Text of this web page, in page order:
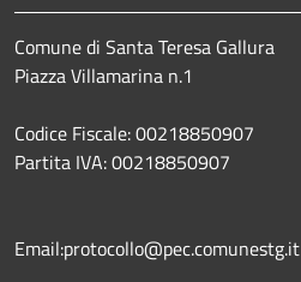
Comune di Santa Teresa Gallura
Piazza Villamarina n.1
Codice Fiscale: 00218850907
Partita IVA: 00218850907
Email:protocollo@pec.comunestg.it